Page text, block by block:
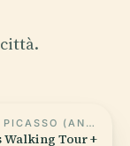
MUSEO PICASSO (ANTIBES)
Walking Tour +